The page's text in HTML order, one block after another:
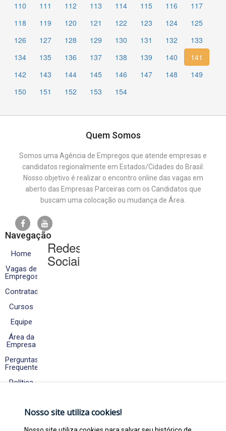
110
111 112 113 114 115 116
117
118
119 120 121 122 123 124
125
126
127 128 129 130 131 132
133
134
135 136 137 138 139 140
141
142
143 144 145 146 147 148
149
150
151 152 153 154
Quem Somos
Somos uma Agência de Empregos que atende empresas e
candidatos regionalmente em Estados/Cidades do Brasil.
Nosso objetivo é realizar o encontro online das vagas em
aberto das Empresas Parceiras com os Candidatos que
buscam uma colocação ou mudança de Área.
Navegação
Home
Vagas de
Empregos
Contratados
Cursos
Equipe
Área da
Empresa
Perguntas
Frequentes
Política
Privacidade
Fale
Redes
Sociais
Nosso site utiliza cookies!